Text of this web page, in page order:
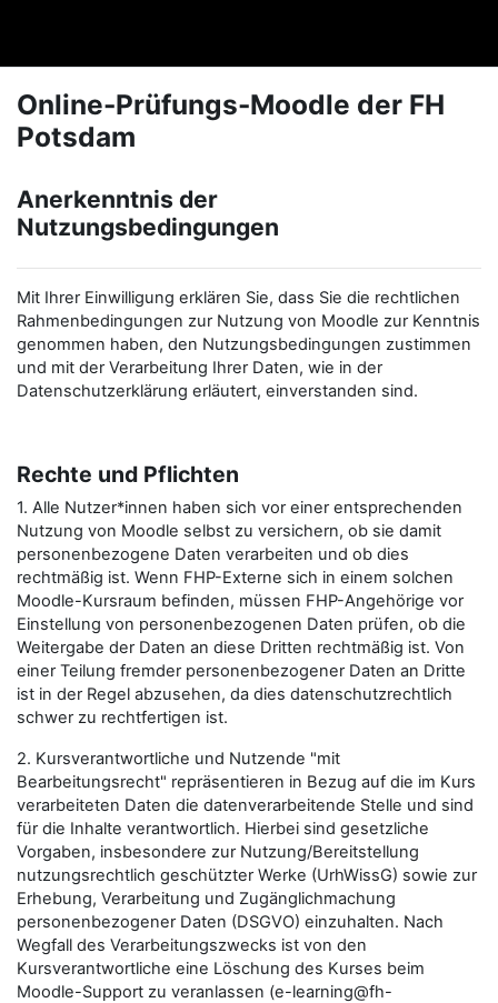
Online-Prüfungs-Moodle der FH
Potsdam
Anerkenntnis der
Nutzungsbedingungen
Mit Ihrer Einwilligung erklären Sie, dass Sie die rechtlichen
Rahmenbedingungen zur Nutzung von Moodle zur Kenntnis
genommen haben, den Nutzungsbedingungen zustimmen
und mit der Verarbeitung Ihrer Daten, wie in der
Datenschutzerklärung erläutert, einverstanden sind.
Rechte und Pflichten
1. Alle Nutzer*innen haben sich vor einer entsprechenden
Nutzung von Moodle selbst zu versichern, ob sie damit
personenbezogene Daten verarbeiten und ob dies
rechtmäßig ist. Wenn FHP-Externe sich in einem solchen
Moodle-Kursraum befinden, müssen FHP-Angehörige vor
Einstellung von personenbezogenen Daten prüfen, ob die
Weitergabe der Daten an diese Dritten rechtmäßig ist. Von
einer Teilung fremder personenbezogener Daten an Dritte
ist in der Regel abzusehen, da dies datenschutzrechtlich
schwer zu rechtfertigen ist.
2. Kursverantwortliche und Nutzende "mit
Bearbeitungsrecht" repräsentieren in Bezug auf die im Kurs
verarbeiteten Daten die datenverarbeitende Stelle und sind
für die Inhalte verantwortlich. Hierbei sind gesetzliche
Vorgaben, insbesondere zur Nutzung/Bereitstellung
nutzungsrechtlich geschützter Werke (UrhWissG) sowie zur
Erhebung, Verarbeitung und Zugänglichmachung
personenbezogener Daten (DSGVO) einzuhalten. Nach
Wegfall des Verarbeitungszwecks ist von den
Kursverantwortliche eine Löschung des Kurses beim
Moodle-Support zu veranlassen (e-learning@fh-